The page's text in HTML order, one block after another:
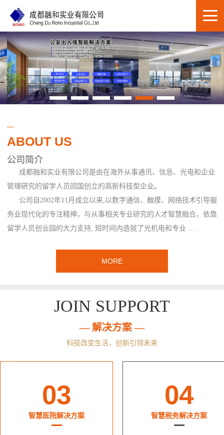
ABOUT US
公司简介
成都融和实业有限公司是由在海外从事通讯、信息、光电和企业
管理研究的留学人员回国创立的高新科技型企业。
公司自2002年11月成立以来,以数字通信、触摸、网络技术引导服
务业现代化的专注精神，与从事相关专业研究的人才智慧融合，依靠
留学人员创业园的大力支持, 短时间内造就了光机电和专业 …
MORE
JOIN SUPPORT
— 解决方案 —
科技改变生活，创新引领未来
03
智慧医院解决方案
04
智慧税务解决方案